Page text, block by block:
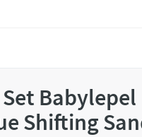
Babylepel
Shifting